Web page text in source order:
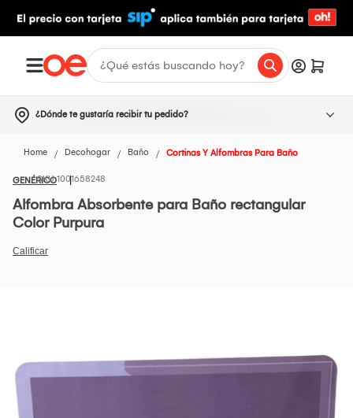
¿Dónde te gustaría recibir tu pedido?
Home Decohogar Baño Cortinas Y Alfombras Para Baño
GENÉRICO1001658248
Alfombra Absorbente para Baño rectangular
Color Purpura